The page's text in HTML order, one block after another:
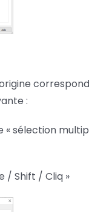
:
sélection
/ Shift / Cliq »